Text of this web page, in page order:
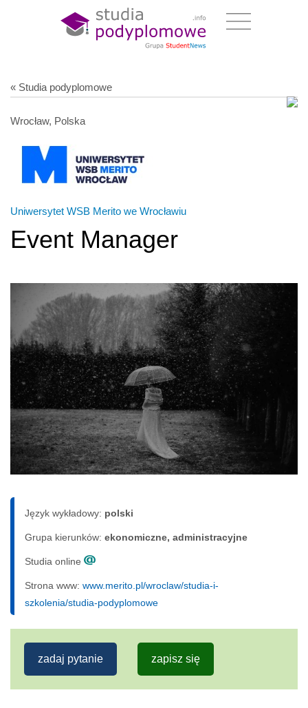
« Studia podyplomowe
Wrocław, Polska
Uniwersytet WSB Merito we Wrocławiu
Event Manager
Język wykładowy: polski
Grupa kierunków: ekonomiczne, administracyjne
Studia online
Strona www: www.merito.pl/wroclaw/studia-i-
szkolenia/studia-podyplomowe
zadaj pytanie zapisz się